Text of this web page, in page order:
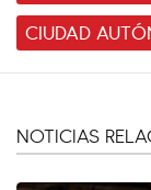
CIUDAD
NOTICIAS